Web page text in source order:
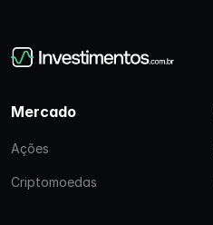
Mercado
Ações
Criptomoedas